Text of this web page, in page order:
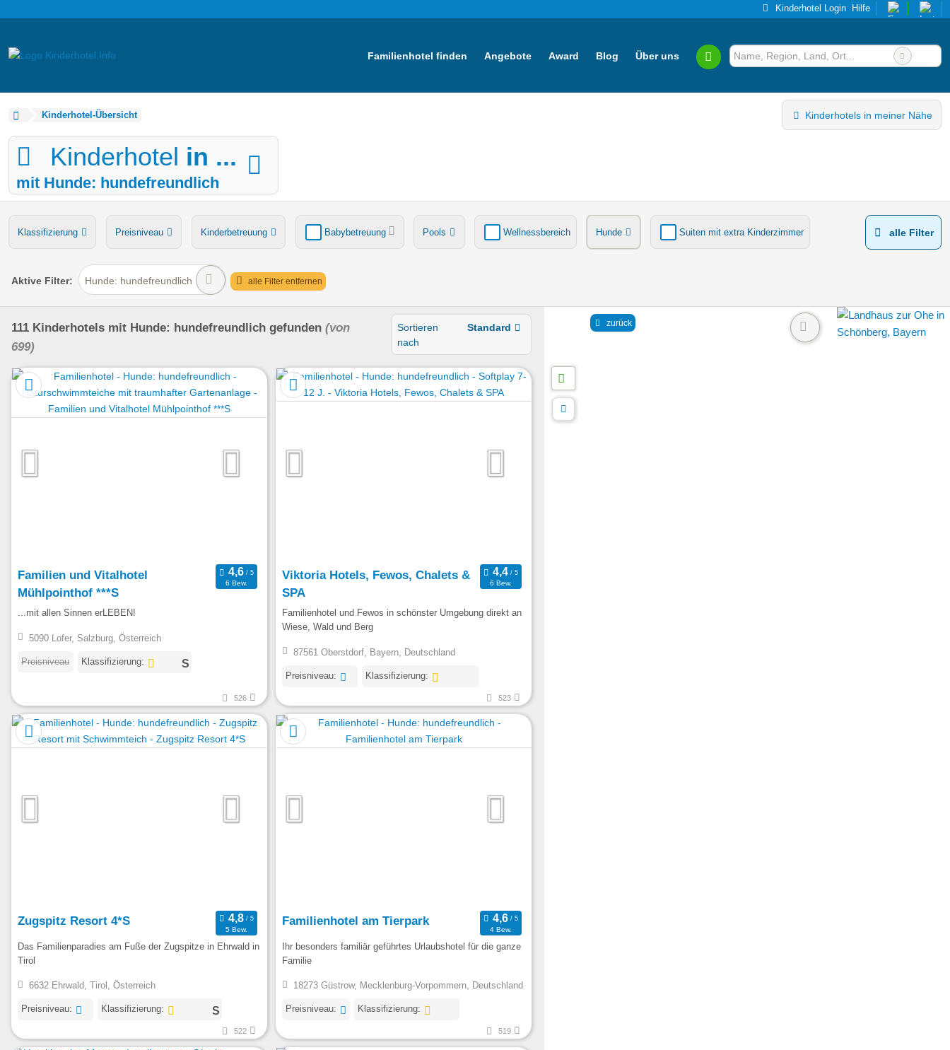
Kinderhotel Login Hilfe
Familienhotel finden Angebote Award Blog Über uns
Kinderhotel-Übersicht Kinderhotels in meiner Nähe
Kinderhotel in ...
mit Hunde: hundefreundlich
Klassifizierung Preisniveau Kinderbetreuung Babybetreuung Pools Wellnessbereich Hunde Suiten mit extra Kinderzimmer
Verpflegung Bauernhof Ponyreiten Wasserrutsche
alle Filter
Aktive Filter: Hunde: hundefreundlich alle Filter entfernen
111 Kinderhotels mit Hunde: hundefreundlich gefunden (von
699)
Sortieren
nach
Standard
Familien und Vitalhotel
Mühlpointhof ***S
6 Bew.
...mit allen Sinnen erLEBEN!
5090 Lofer, Salzburg, Österreich
Preisniveau Klassifizierung:
526
Viktoria Hotels, Fewos, Chalets &
SPA
6 Bew.
Familienhotel und Fewos in schönster Umgebung direkt an
Wiese, Wald und Berg
87561 Oberstdorf, Bayern, Deutschland
Preisniveau: Klassifizierung:
523
Zugspitz Resort 4*S
5 Bew.
Das Familienparadies am Fuße der Zugspitze in Ehrwald in
Tirol
6632 Ehrwald, Tirol, Österreich
Preisniveau: Klassifizierung:
522
Familienhotel am Tierpark
4 Bew.
Ihr besonders familiär geführtes Urlaubshotel für die ganze
Familie
18273 Güstrow, Mecklenburg-Vorpommern, Deutschland
Preisniveau: Klassifizierung:
519
zurück